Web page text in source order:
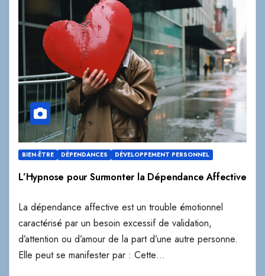
BIEN-ÊTRE DÉPENDANCES DÉVELOPPEMENT PERSONNEL
L’Hypnose pour Surmonter la Dépendance Affective
La dépendance affective est un trouble émotionnel
caractérisé par un besoin excessif de validation,
d’attention ou d’amour de la part d’une autre personne.
Elle peut se manifester par : Cette…